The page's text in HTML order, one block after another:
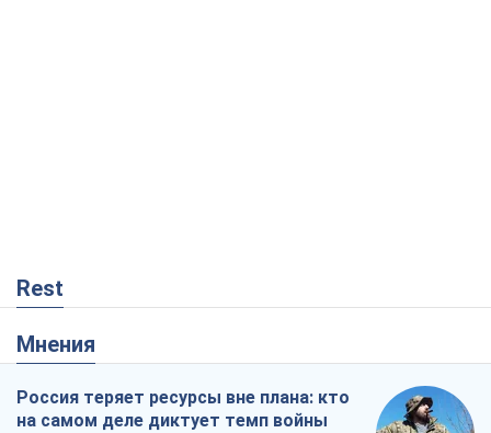
Rest
Мнения
Россия теряет ресурсы вне плана: кто
на самом деле диктует темп войны